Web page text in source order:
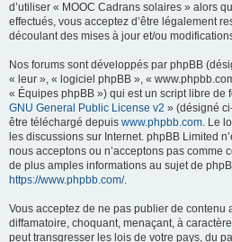
d’utiliser « MOOC Cadrans solaires » alors
effectués, vous acceptez d’être légalement
découlant des mises à jour et/ou
Nos forums sont développés par phpBB
« leur », « logiciel phpBB », «
« Équipes phpBB ») qui est un script libre de
GNU General Public License v2 » (désigné
être téléchargé depuis www.phpbb.com. Le
les discussions sur Internet. phpBB Limited
nous acceptons ou n’acceptons pas comme
de plus amples informations au sujet de
https://www.phpbb.com/.
Vous acceptez de ne pas publier de contenu
diffamatoire, choquant, menaçant, à
peut transgresser les lois de votre pays, du